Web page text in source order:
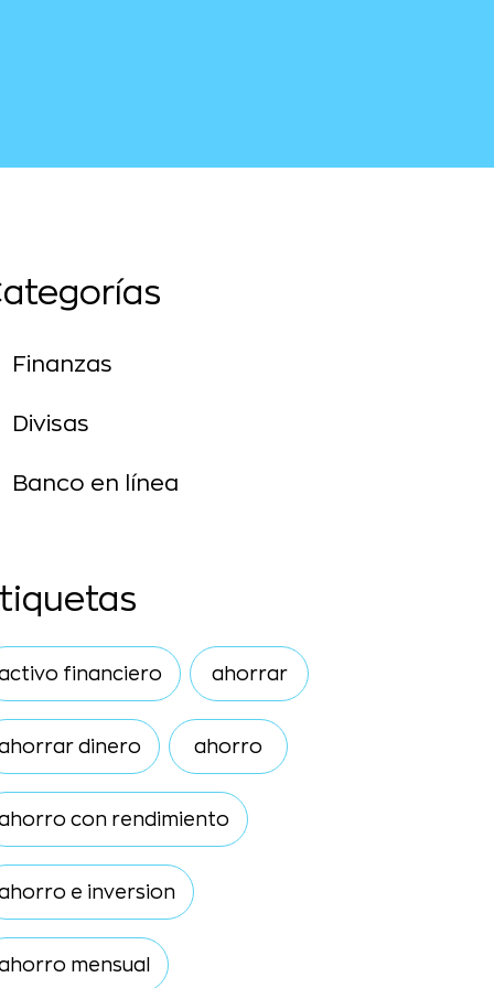
Finanzas
Divisas
Banco en línea
financiero ahorrar
dinero ahorro
con rendimiento
e inversion
mensual